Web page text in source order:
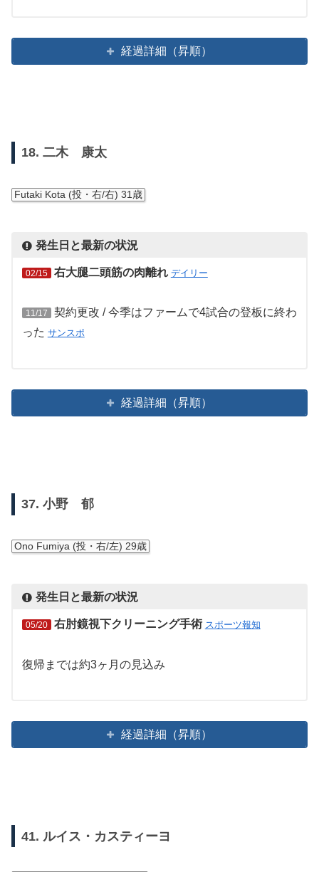
経過詳細（昇順）
18. 二木 康太
Futaki Kota (投・右/右) 31歳
発生日と最新の状況
02/15 右大腿二頭筋の肉離れ デイリー
11/17 契約更改 / 今季はファームで4試合の登板に終わ
った サンスポ
経過詳細（昇順）
37. 小野 郁
Ono Fumiya (投・右/左) 29歳
発生日と最新の状況
05/20 右肘鏡視下クリーニング手術 スポーツ報知
復帰までは約3ヶ月の見込み
経過詳細（昇順）
41. ルイス・カスティーヨ